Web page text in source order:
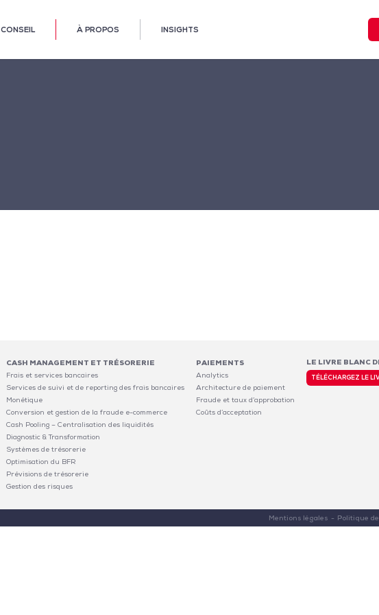
CONSEIL À PROPOS INSIGHTS
CASH MANAGEMENT ET TRÉSORERIE
Frais et services bancaires
Services de suivi et de reporting des frais bancaires
Monétique
Conversion et gestion de la fraude e-commerce
Cash Pooling – Centralisation des liquidités
Diagnostic & Transformation
Systèmes de trésorerie
Optimisation du BFR
Prévisions de trésorerie
Gestion des risques
PAIEMENTS
Analytics
Architecture de paiement
Fraude et taux d’approbation
Coûts d’acceptation
LE LIVRE BLANC
TÉLÉCHARGEZ LE
Mentions légales Politique